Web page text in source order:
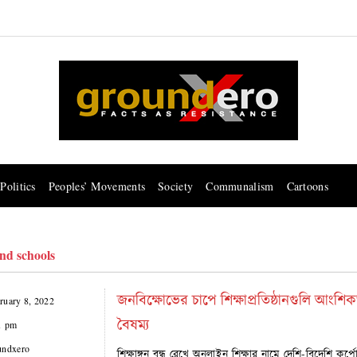
Politics Peoples’ Movements Society Communalism Cartoons
schools
8, 2022
pm
জনবিক্ষোভের চাপে শিক্ষাপ্রতিষ্ঠানগুলি
বৈষম্য
শিক্ষাঙ্গন বন্ধ রেখে অনলাইন শিক্ষার নামে দেশি-বিদেশি